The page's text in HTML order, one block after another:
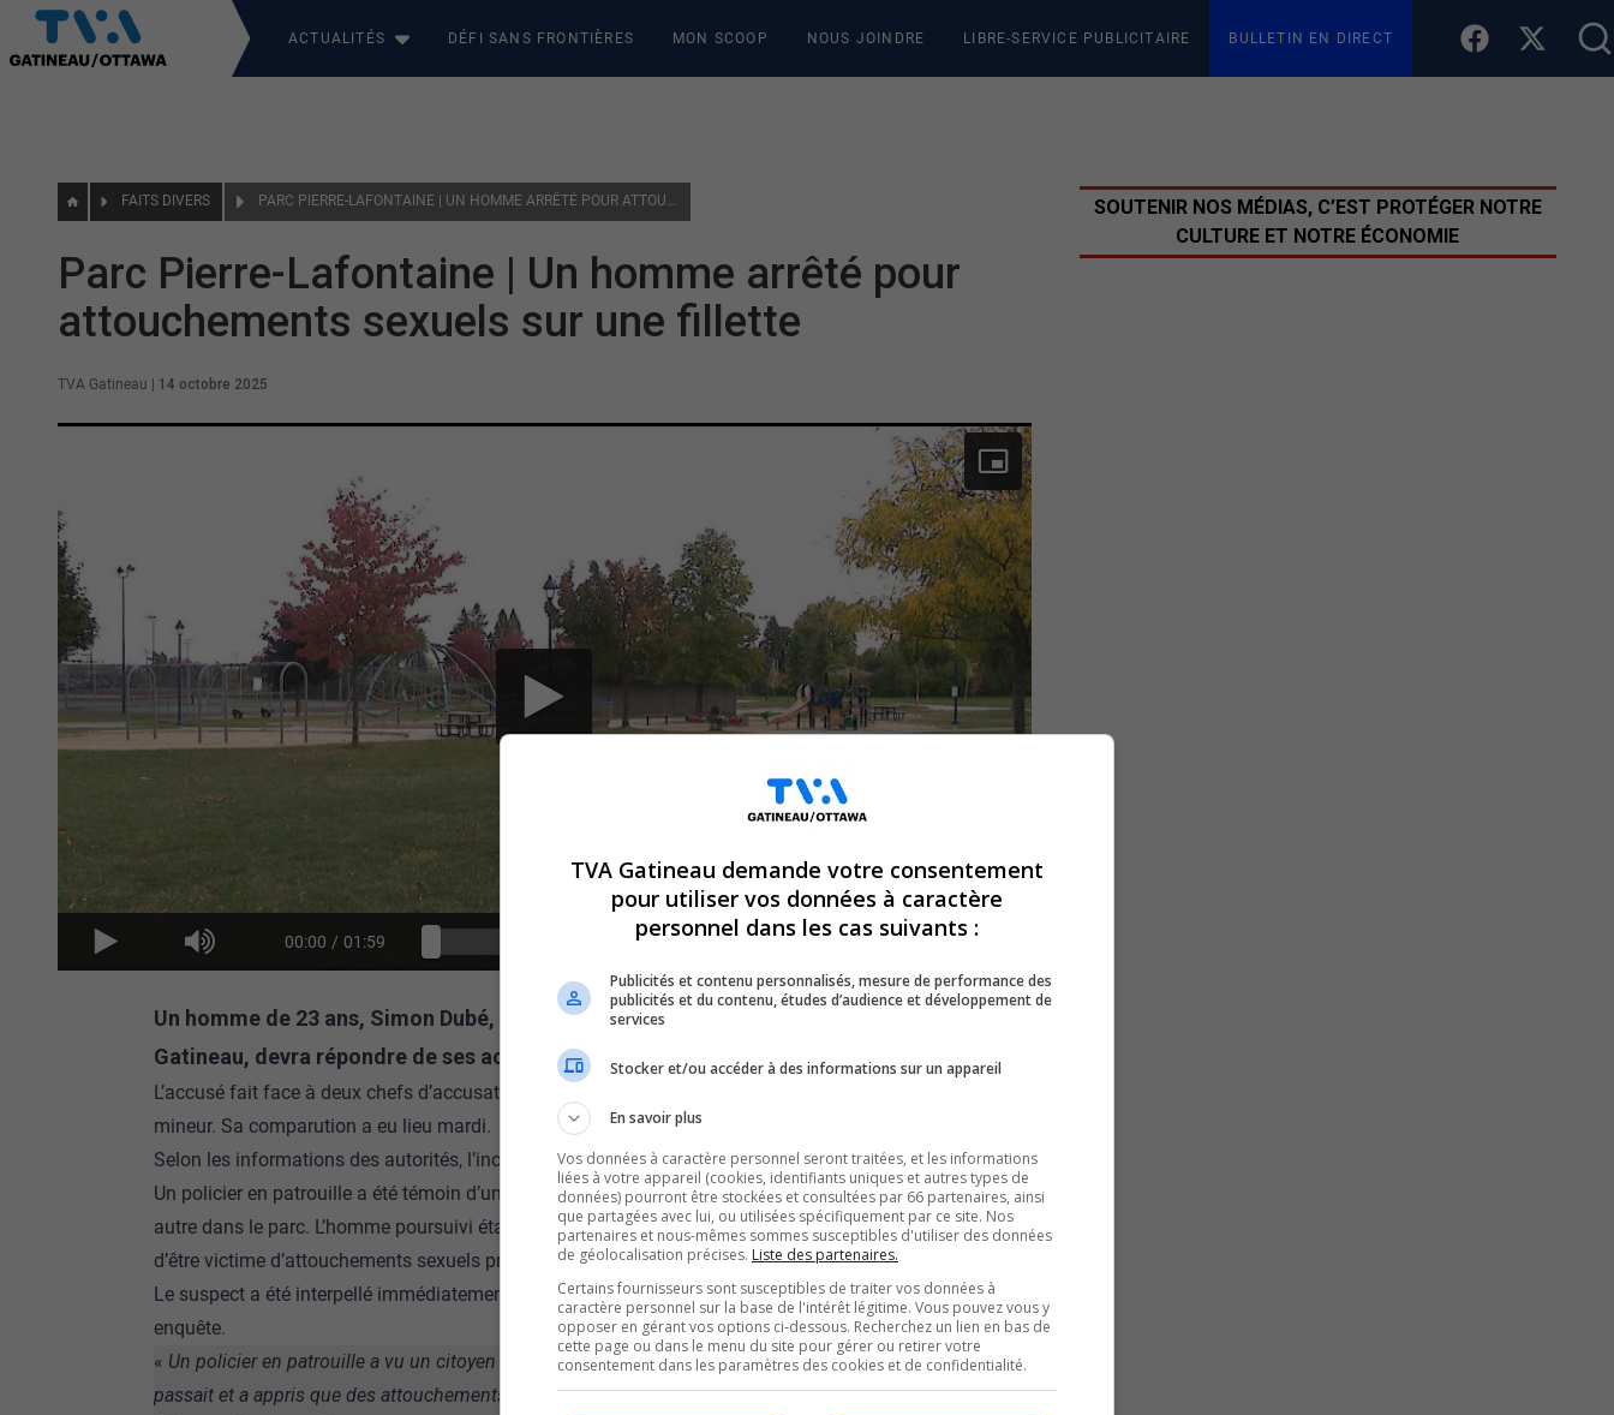
ACTUALITÉS DÉFI SANS FRONTIÈRES MON SCOOP NOUS JOINDRE LIBRE-SERVICE PUBLICITAIRE BULLETIN EN DIRECT
FAITS DIVERS PARC PIERRE-LAFONTAINE | UN HOMME ARRÊTÉ POUR ATTOUCHEMENTS SEXUELS SUR UNE FILLETTE
Parc Pierre-Lafontaine | Un homme arrêté pour
attouchements sexuels sur une fillette
TVA Gatineau 14 octobre 2025
00:00 / 01:59
Un homme de 23 ans, Simon Dubé, arrêté samedi au parc Pierre-Lafontaine à
Gatineau, devra répondre de ses actes devant la justice.
L’accusé fait face à deux chefs d’accusation : voies de fait et contacts sexuels sur un
mineur. Sa comparution a eu lieu mardi.
Selon les informations des autorités, l’incident s’est produit vers 12 h samedi.
Un policier en patrouille a été témoin d’une scène particulière : un homme courait après un
autre dans le parc. L’homme poursuivi était le père de la fillette de quatre ans, qui venait
d’être victime d’attouchements sexuels présumés.
Le suspect a été interpellé immédiatement par les policiers et transporté au poste pour
enquête.
« Un policier en patrouille a vu un citoyen courir après un autre. Il lui a demandé ce qui se
passait et a appris que des attouchements avaient eu lieu sur son enfant. L’arrestation a été
SOUTENIR NOS MÉDIAS, C’EST PROTÉGER NOTRE
CULTURE ET NOTRE ÉCONOMIE
TVA Gatineau demande votre consentement
pour utiliser vos données à caractère
personnel dans les cas suivants :
Publicités et contenu personnalisés, mesure de performance des
publicités et du contenu, études d’audience et développement de
services
Stocker et/ou accéder à des informations sur un appareil
En savoir plus
Vos données à caractère personnel seront traitées, et les informations
liées à votre appareil (cookies, identifiants uniques et autres types de
données) pourront être stockées et consultées par 66 partenaires, ainsi
que partagées avec lui, ou utilisées spécifiquement par ce site. Nos
partenaires et nous-mêmes sommes susceptibles d'utiliser des données
de géolocalisation précises. Liste des partenaires.
Certains fournisseurs sont susceptibles de traiter vos données à
caractère personnel sur la base de l'intérêt légitime. Vous pouvez vous y
opposer en gérant vos options ci-dessous. Recherchez un lien en bas de
cette page ou dans le menu du site pour gérer ou retirer votre
consentement dans les paramètres des cookies et de confidentialité.